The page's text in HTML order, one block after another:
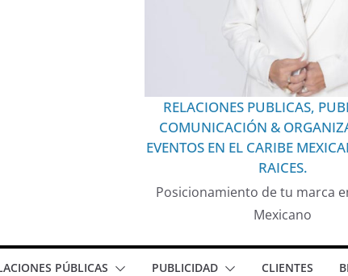
RELACIONES PUBLICAS,
COMUNICACIÓN &
EVENTOS EN EL CARIBE
RAICES.
Posicionamiento de tu marca
Mexicano
PÚBLICAS PUBLICIDAD CLIENTES